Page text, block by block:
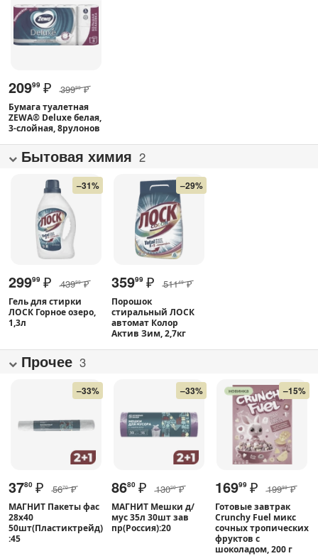
20999 ₽ 39999 ₽
Бумага туалетная
ZEWA® Deluxe белая,
3-слойная, 8рулонов
Бытовая химия 2
–31%
29999 ₽ 43999 ₽
Гель для стирки
ЛОСК Горное озеро,
1,3л
–29%
35999 ₽ 51149 ₽
Порошок
стиральный ЛОСК
автомат Колор
Актив Зим, 2,7кг
Прочее 3
–33%
3780 ₽ 5670 ₽
МАГНИТ Пакеты фас
28х40
50шт(Пластиктрейд)
:45
–33%
8680 ₽ 13020 ₽
МАГНИТ Мешки д/
мус 35л 30шт зав
пр(Россия):20
–15%
16999 ₽ 19999 ₽
Готовые завтрак
Crunchy Fuel микс
сочных тропических
фруктов с
шоколадом, 200 г